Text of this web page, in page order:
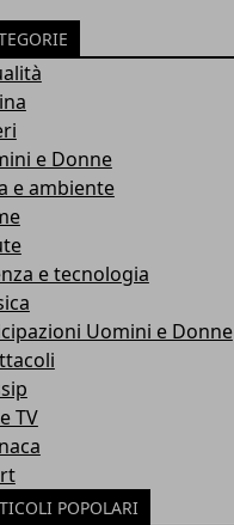
e Donne
e ambiente
e tecnologia
Uomini e Donne
TV
POPOLARI